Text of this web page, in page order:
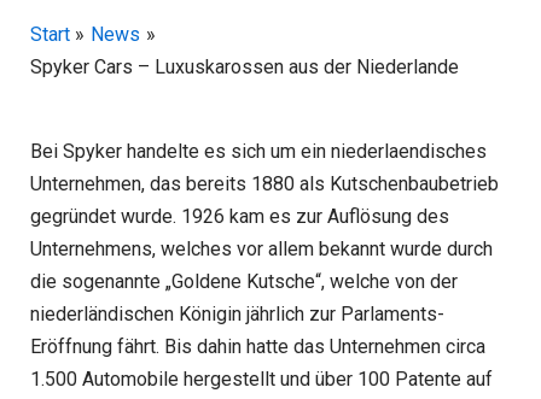
Start
News
Spyker Cars – Luxuskarossen aus der Niederlande
Bei Spyker handelte es sich um ein niederlaendisches
Unternehmen, das bereits 1880 als Kutschenbaubetrieb
gegründet wurde. 1926 kam es zur Auflösung des
Unternehmens, welches vor allem bekannt wurde durch
die sogenannte „Goldene Kutsche“, welche von der
niederländischen Königin jährlich zur Parlaments-
Eröffnung fährt. Bis dahin hatte das Unternehmen circa
1.500 Automobile hergestellt und über 100 Patente auf